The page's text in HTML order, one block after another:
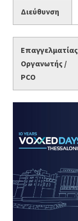
Διεύθυνση
Επαγγελματίας
Οργανωτής /
PCO